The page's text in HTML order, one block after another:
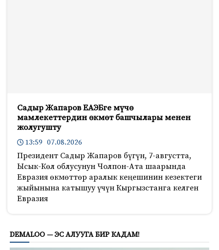
Садыр Жапаров ЕАЭБге мүчө
мамлекеттердин өкмөт башчылары менен
жолугушту
13:59 07.08.2026
Президент Садыр Жапаров бүгүн, 7-августта,
Ысык-Көл облусунун Чолпон-Ата шаарында
Евразия өкмөттөр аралык кеңешинин кезектеги
жыйынына катышуу үчүн Кыргызстанга келген
Евразия
DEMALOO — ЭС АЛУУГА БИР КАДАМ!